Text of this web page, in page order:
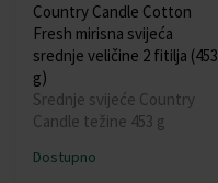
Country Candle Cotton
Fresh mirisna svijeća
srednje veličine 2 fitilja (453
g)
Srednje svijeće Country
Candle težine 453 g
Dostupno